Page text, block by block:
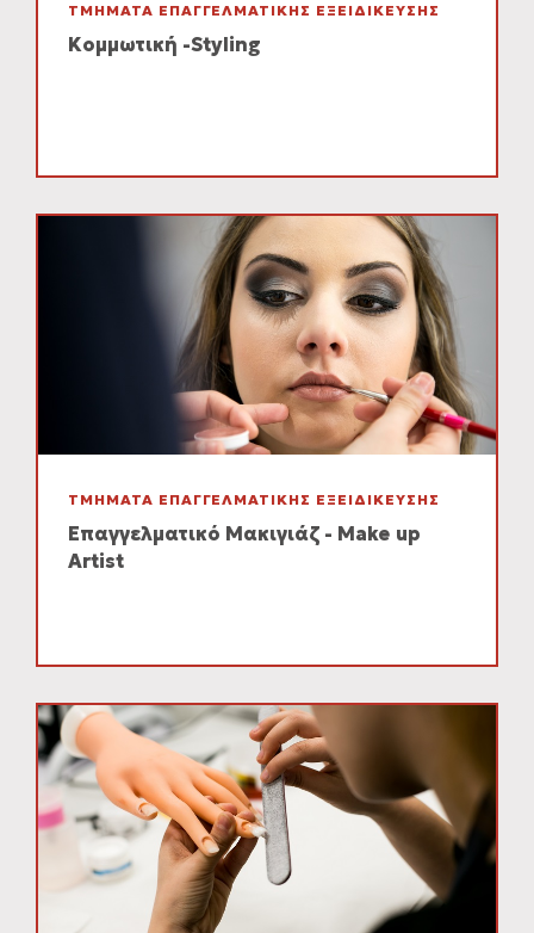
ΤΜΗΜΑΤΑ ΕΠΑΓΓΕΛΜΑΤΙΚΗΣ ΕΞΕΙΔΙΚΕΥΣΗΣ
Κομμωτική -Styling
ΤΜΗΜΑΤΑ ΕΠΑΓΓΕΛΜΑΤΙΚΗΣ ΕΞΕΙΔΙΚΕΥΣΗΣ
Επαγγελματικό Μακιγιάζ - Make up
Artist